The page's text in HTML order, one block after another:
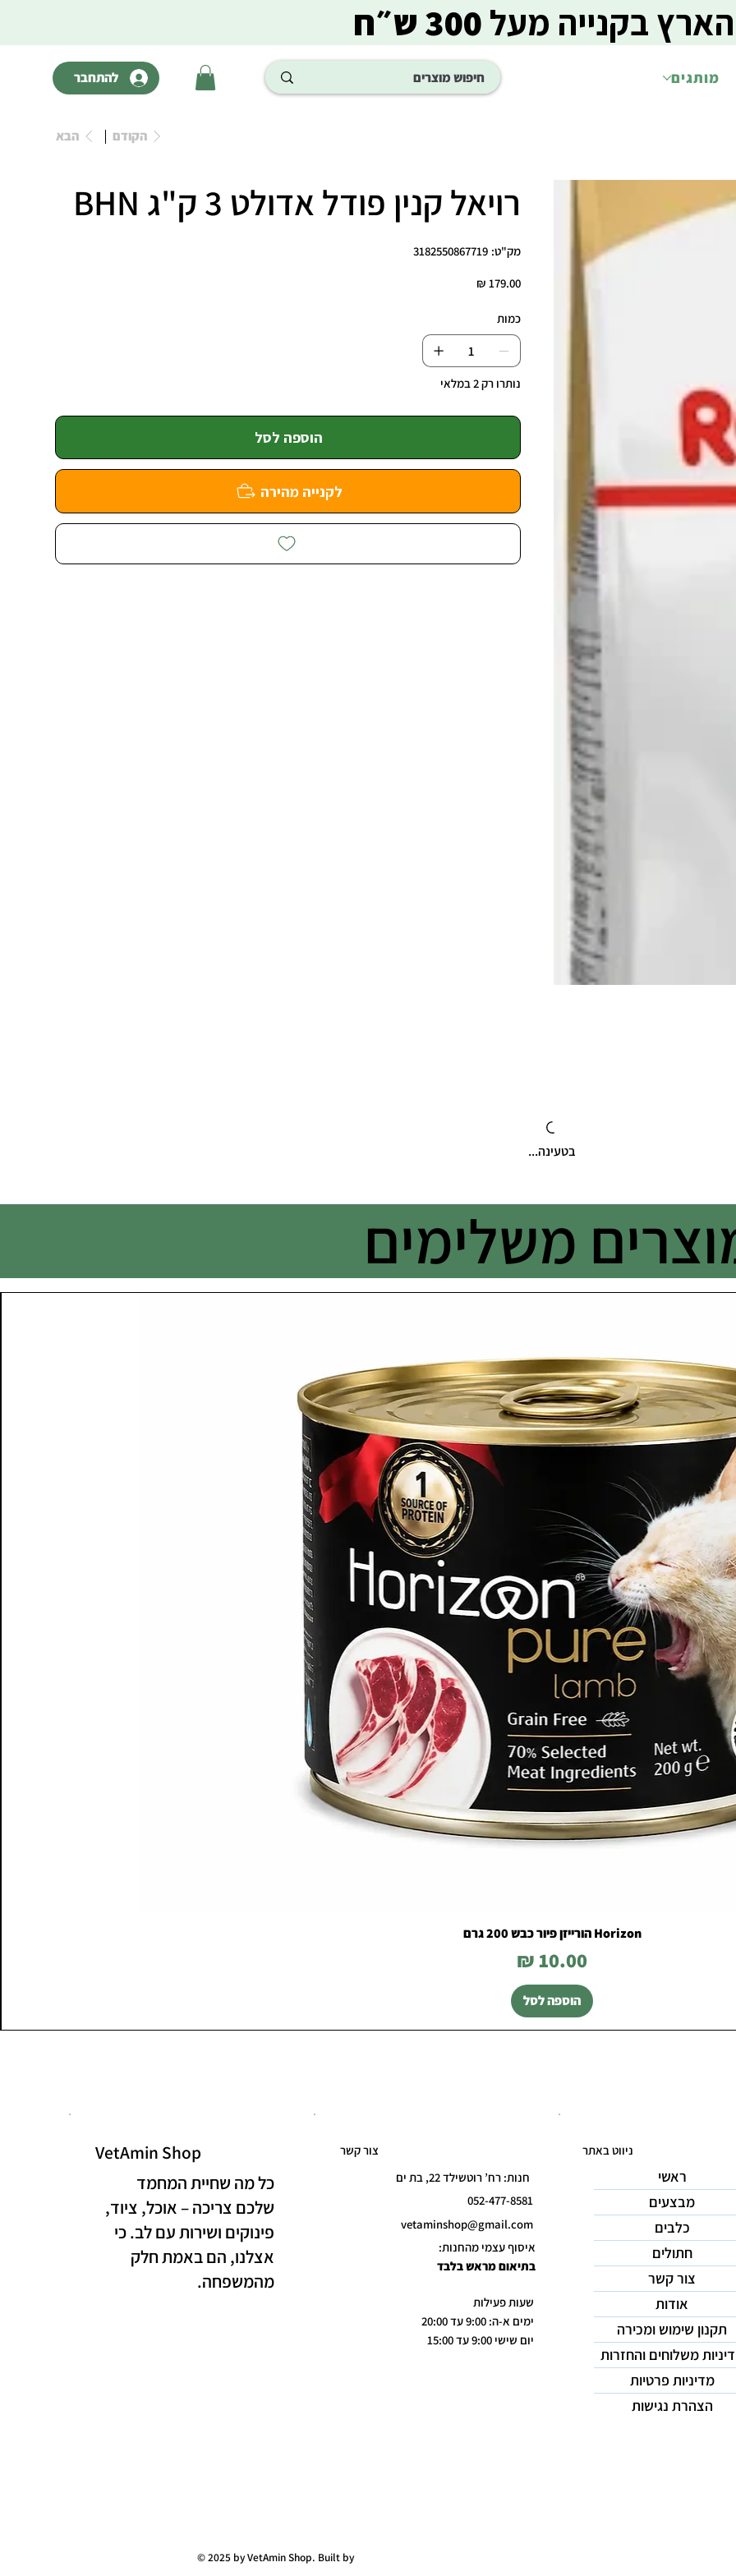
מותגים להתחבר
בקנייה מעל300 ש״ח
הקודם הבא
רויאל קנין פודל אדולט 3 ק"ג BHN
מק"ט:
מק"ט
3182550867719
3182550867719
מחיר ‏179.00 ‏₪
כמות
נותרו רק 2 במלאי
הוספה לסל
לקנייה מהירה
בטעינה...
משלימים
Horizon הורייזן פיור כבש 200 גרם
מחיר
הוספה לסל
VetAmin Shop
כל מה שחיית המחמד
שלכם צריכה – אוכל, ציוד,
פינוקים ושירות עם לב. כי
אצלנו, הם באמת חלק
מהמשפחה.
חנות: רח’ רוטשילד 22, בת ים
052-477-8581
vetaminshop@gmail.com
איסוף עצמי מהחנות:
בתיאום מראש בלבד
שעות פעילות
ימים א-ה: 9:00 עד 20:00
יום שישי 9:00 עד 15:00
צור קשר ניווט באתר
ראשי
מבצעים
כלבים
חתולים
צור קשר
אודות
תקנון שימוש ומכירה
משלוחים והחזרות
מדיניות פרטיות
הצהרת נגישות
© 2025 by VetAmin Shop. Built by